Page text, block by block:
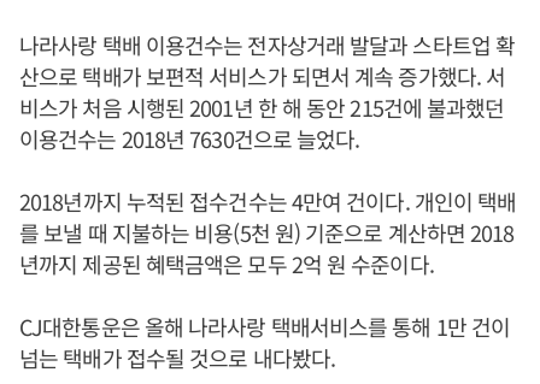
나라사랑 택배 이용건수는 전자상거래 발달과 스타트업 확
산으로 택배가 보편적 서비스가 되면서 계속 증가했다. 서
비스가 처음 시행된 2001년 한 해 동안 215건에 불과했던
이용건수는 2018년 7630건으로 늘었다.
2018년까지 누적된 접수건수는 4만여 건이다. 개인이 택배
를 보낼 때 지불하는 비용(5천 원) 기준으로 계산하면 2018
년까지 제공된 혜택금액은 모두 2억 원 수준이다.
CJ대한통운은 올해 나라사랑 택배서비스를 통해 1만 건이
넘는 택배가 접수될 것으로 내다봤다.